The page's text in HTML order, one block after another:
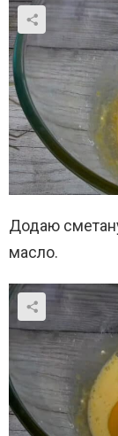
Додаю
масло.